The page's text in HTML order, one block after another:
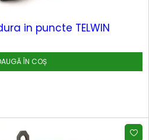
in puncte TELWIN
ÎN COȘ